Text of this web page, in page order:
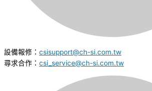
設備報修： csisupport@ch-si.com.tw
尋求合作： csi_service@ch-si.com.tw